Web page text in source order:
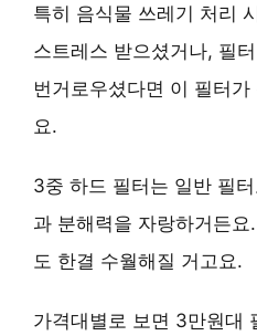
특히 음식물 쓰레기 처리
스트레스 받으셨거나, 필
번거로우셨다면 이 필터
요.
3중 하드 필터는 일반 필
과 분해력을 자랑하거든
도 한결 수월해질 거고요.
가격대별로 보면 3만원대